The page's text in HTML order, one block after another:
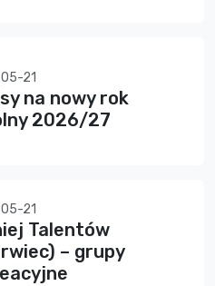
21
na nowy rok
2026/27
21
Talentów
– grupy